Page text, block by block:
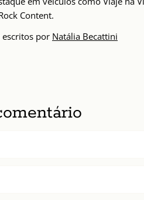
Content.
escritos por Natália Becattini